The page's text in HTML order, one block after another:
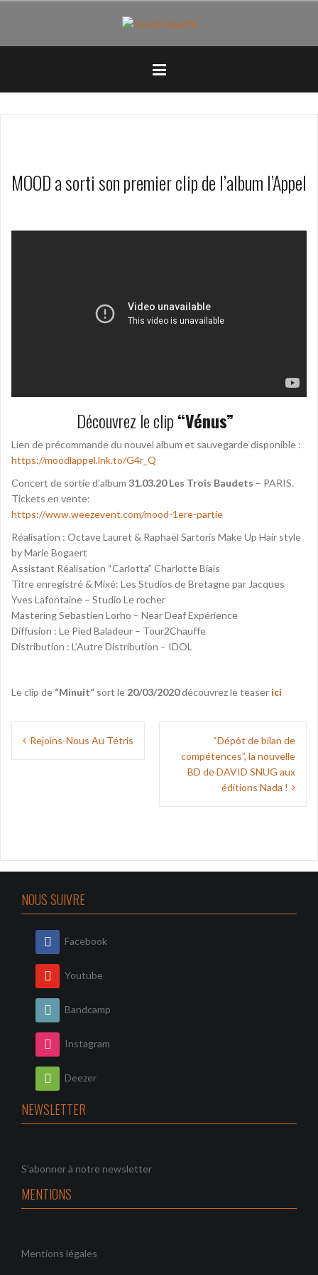
MOOD a sorti son premier clip de l’album l’Appel
Découvrez le clip“Vénus”
Lien de précommande du nouvel album et sauvegarde disponible :
https://moodlappel.lnk.to/G4r_Q
Concert de sortie d’album 31.03.20Les Trois Baudets – PARIS.
Tickets en vente:
https://www.weezevent.com/mood-1ere-partie
Réalisation : Octave Lauret & Raphaël Sartoris Make Up Hair style
by Marie Bogaert
Assistant Réalisation “Carlotta” Charlotte Biais
Titre enregistré & Mixé: Les Studios de Bretagne par Jacques
Yves Lafontaine – Studio Le rocher
Mastering Sebastien Lorho – Near Deaf Expérience
Diffusion : Le Pied Baladeur – Tour2Chauffe
Distribution : L’Autre Distribution – IDOL
Le clip de “Minuit” sort le 20/03/2020découvrez le teaser ici
Navigation
Rejoins-Nous Au Tétris
“Dépôt de bilan de
compétences”, la nouvelle
BD de DAVID SNUG aux
éditions Nada !
NOUS SUIVRE
Facebook
Youtube
Bandcamp
Instagram
Deezer
NEWSLETTER
S’abonner à notre newsletter
MENTIONS
Mentions légales